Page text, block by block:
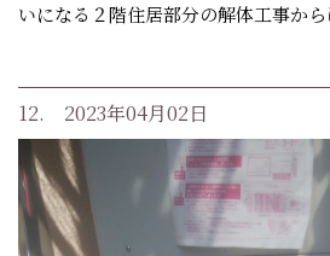
いになる２階住居部分の解体工事から
12. 2023年04月02日